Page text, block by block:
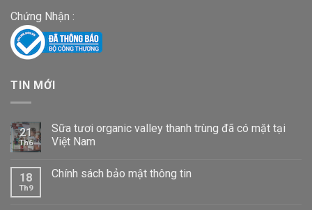
Chứng Nhận :
TIN MỚI
21
Th6
Sữa tươi organic valley thanh trùng đã có mặt tại
Việt Nam
18
Th9
Chính sách bảo mật thông tin